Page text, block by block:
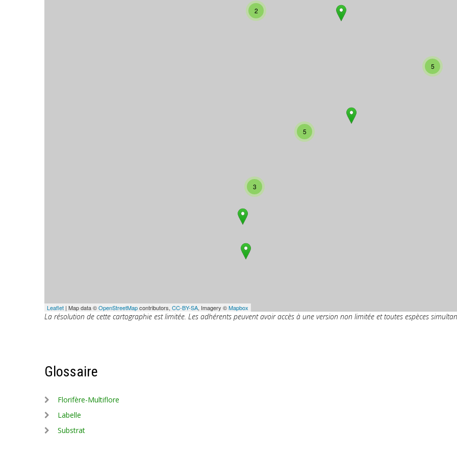
5
2
3
5
Leaflet | Map data ©OpenStreetMapcontributors, CC-BY-SA, Imagery ©Mapbox
La résolution de cette cartographie est limitée. Les adhérents peuvent avoir accès à une version non limitée et toutes espèces
Glossaire
Florifère-Multiflore
Labelle
Substrat